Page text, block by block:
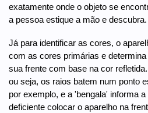
exatamente onde o objeto se
a pessoa estique a mão e descubra.
Já para identificar as cores, o
com as cores primárias e
sua frente com base na cor
ou seja, os raios batem num ponto
por exemplo, e a 'bengala' informa
deficiente colocar o aparelho na